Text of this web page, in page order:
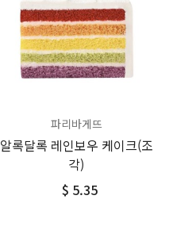
파리바게뜨
알록달록 레인보우 케이크(조
각)
$ 5.35